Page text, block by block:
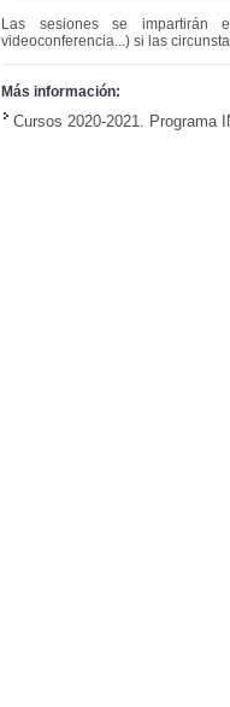
Las sesiones se impartirán
videoconferencia...) si las
Más información:
Cursos 2020-2021. Programa